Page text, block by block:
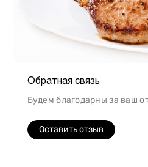
Обратная связь
Будем благодарны за ваш
Оставить отзыв